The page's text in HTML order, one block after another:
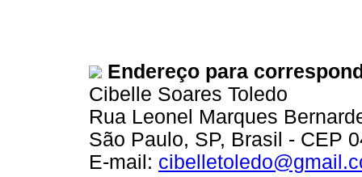
Endereço para
Cibelle Soares Toledo
Rua Leonel Marques
São Paulo, SP, Brasil - CEP
E-mail: